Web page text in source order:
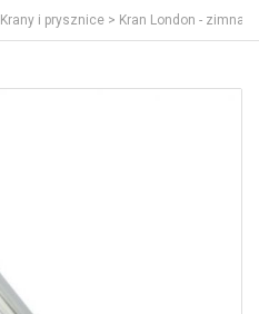
Krany i prysznice > Kran London - zimna